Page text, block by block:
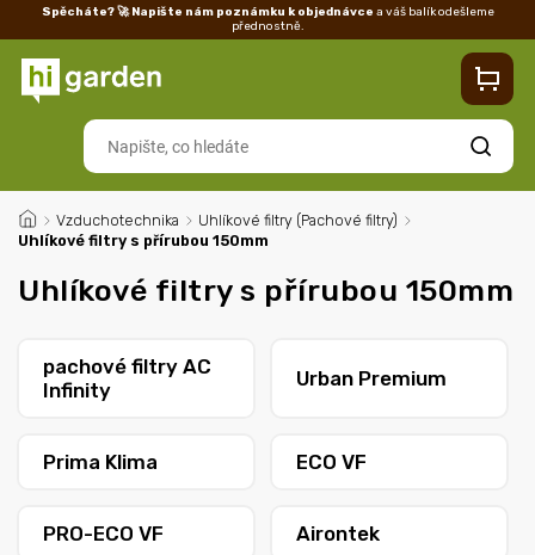
Spěcháte? 🚀 Napište nám poznámku k objednávce a váš balík odešleme
přednostně.
Vrácení/reklamace
Hledat
/ Vzduchotechnika / Uhlíkové filtry (Pachové filtry) /
Uhlíkové filtry s přírubou 150mm
Uhlíkové filtry s přírubou 150mm
pachové filtry AC
Infinity
Urban Premium
Prima Klima ECO VF
PRO-ECO VF Airontek